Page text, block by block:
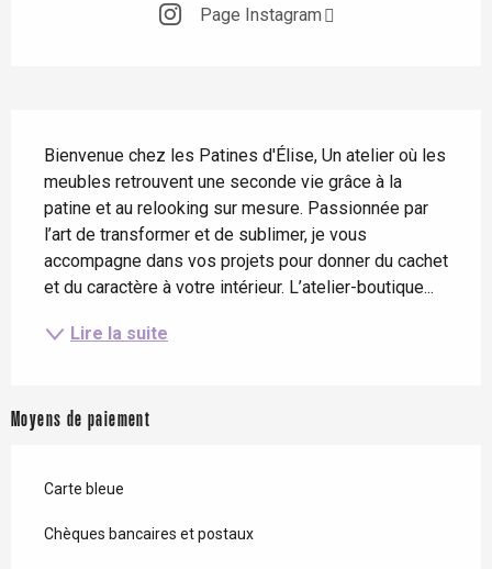
Page Instagram
Bienvenue chez les Patines d'Élise, Un atelier où les
meubles retrouvent une seconde vie grâce à la
patine et au relooking sur mesure. Passionnée par
l’art de transformer et de sublimer, je vous
accompagne dans vos projets pour donner du cachet
et du caractère à votre intérieur. L’atelier-boutique...
Lire la suite
Moyens de paiement
Carte bleue
Chèques bancaires et postaux